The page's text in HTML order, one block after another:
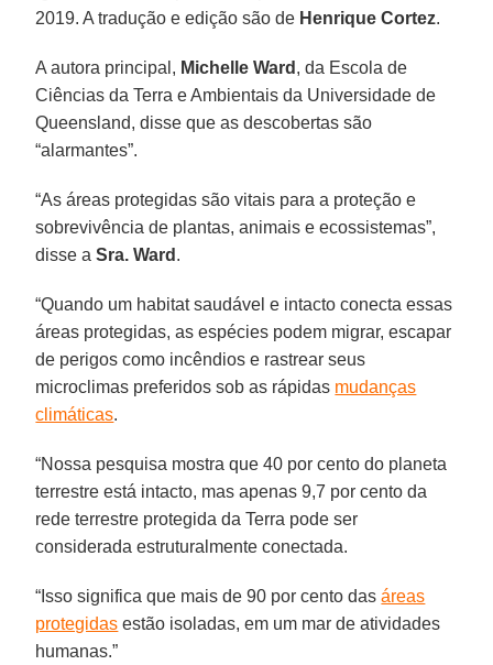
2019. A tradução e edição são de Henrique Cortez.
A autora principal, Michelle Ward , da Escola de
Ciências da Terra e Ambientais da Universidade de
Queensland, disse que as descobertas são
“alarmantes”.
“As áreas protegidas são vitais para a proteção e
sobrevivência de plantas, animais e ecossistemas”,
disse aSra. Ward .
“Quando um habitat saudável e intacto conecta essas
áreas protegidas, as espécies podem migrar, escapar
de perigos como incêndios e rastrear seus
microclimas preferidos sob as rápidas mudanças
climáticas.
“Nossa pesquisa mostra que 40 por cento do planeta
terrestre está intacto, mas apenas 9,7 por cento da
rede terrestre protegida da Terra pode ser
considerada estruturalmente conectada.
“Isso significa que mais de 90 por cento dasáreas
protegidas estão isoladas, em um mar de atividades
humanas.”